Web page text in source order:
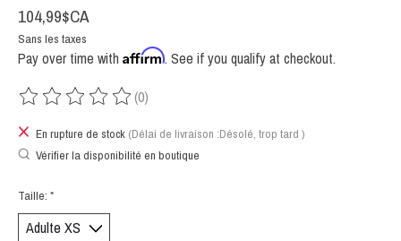
104,99$CA
Sans les taxes
Pay over time with Affirm. See if you qualify at checkout.
Ce produit est évalué à
(0)
En rupture de stock (Délai de livraison :Désolé, trop tard )
Vérifier la disponibilité en boutique
Taille: *